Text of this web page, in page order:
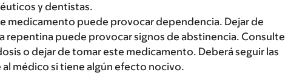
y dentistas.
medicamento puede provocar dependencia. Dejar de
repentina puede provocar signos de abstinencia. Consulte
o dejar de tomar este medicamento. Deberá seguir las
médico si tiene algún efecto nocivo.